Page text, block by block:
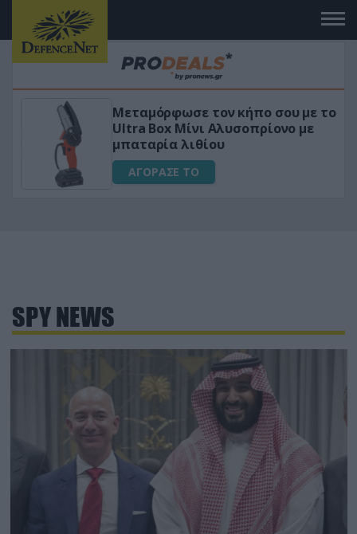
«Μαγική» φόρμουλα τριβόλι + VIP
για αύξηση της λίμπιντο
ΑΓΟΡΑΣΕ ΤΟ
SPY NEWS